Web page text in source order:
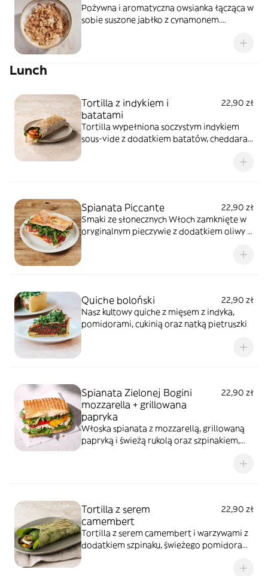
Pożywna i aromatyczna owsianka łącząca w
sobie suszone jabłko z cynamonem.
Lunch
Tortilla z indykiem i
batatami
22,90 zł
Tortilla wypełniona soczystym indykiem
sous-vide z dodatkiem batatów, cheddara,
Spianata Piccante
22,90 zł
Smaki ze słonecznych Włoch zamknięte w
oryginalnym pieczywie z dodatkiem oliwy z
Quiche boloński
22,90 zł
Nasz kultowy quiche z mięsem z indyka,
pomidorami, cukinią oraz natką pietruszki
Spianata Zielonej Bogini
mozzarella + grillowana
papryka
22,90 zł
Włoska spianata z mozzarellą, grillowaną
papryką i świeżą rukolą oraz szpinakiem,
Tortilla z serem
camembert
22,90 zł
Tortilla z serem camembert i warzywami z
dodatkiem szpinaku, świeżego pomidora